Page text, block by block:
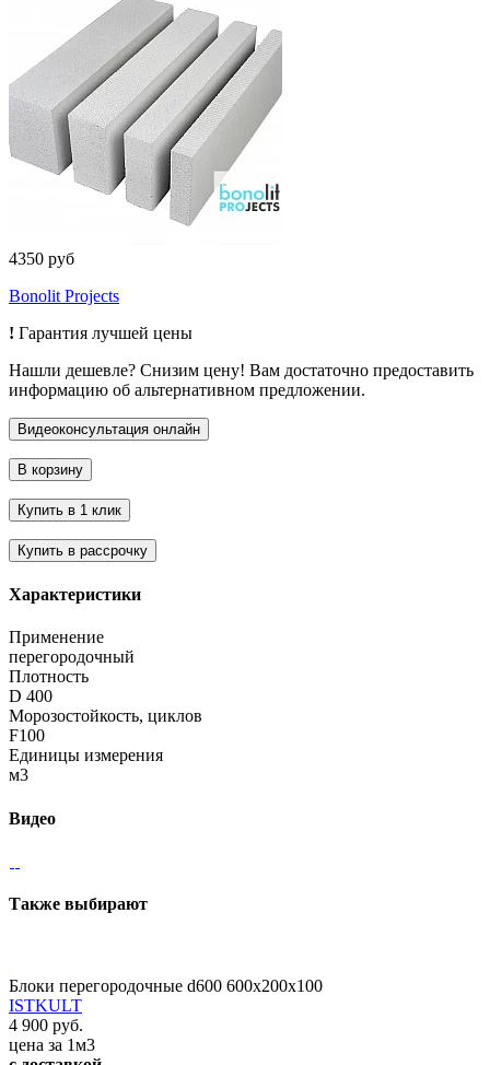
4350 руб
Bonolit Projects
! Гарантия лучшей цены
Нашли дешевле? Снизим цену! Вам достаточно предоставить
информацию об альтернативном предложении.
Характеристики
Применение
перегородочный
Плотность
D 400
Морозостойкость, циклов
F100
Единицы измерения
м3
Видео
Также выбирают
Блоки перегородочные d600 600x200x100
ISTKULT
4 900 руб.
цена за 1м3